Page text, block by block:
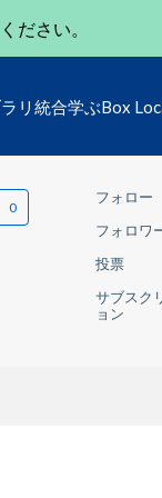
ださい。
リ 統合学ぶBox
フォロー
フォロワ
投票
サブスク
ョン